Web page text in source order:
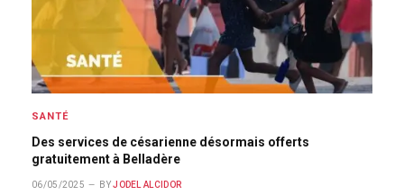
SANTÉ
Des services de césarienne désormais offerts
gratuitement à Belladère
06/05/2025 BY JODEL ALCIDOR